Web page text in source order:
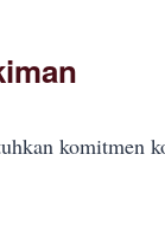
komitmen